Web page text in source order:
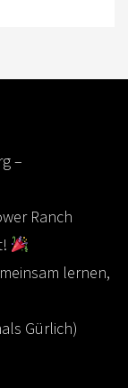
–
Ranch
lernen,
Gürlich)